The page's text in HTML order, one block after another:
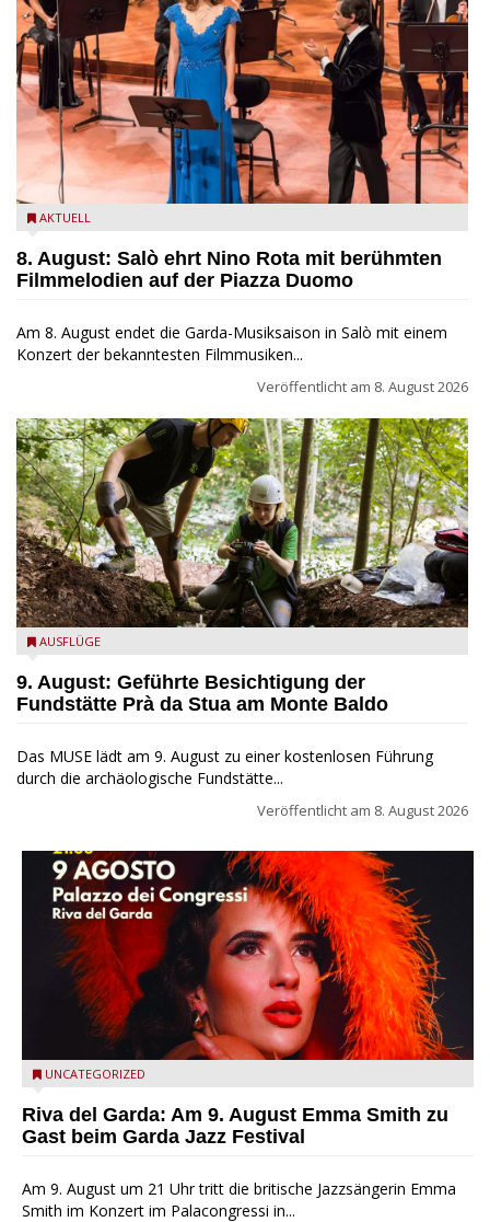
Estate Musicale del Garda: Salò ehrt Nino Rota
AKTUELL
8. August: Salò ehrt Nino Rota mit berühmten
Filmmelodien auf der Piazza Duomo
Am 8. August endet die Garda-Musiksaison in Salò mit einem
Konzert der bekanntesten Filmmusiken...
Veröffentlicht am 8. August 2026
die archäologische Fundstätte Riparo Prà da Stua am Monte
AUSFLÜGE
9. August: Geführte Besichtigung der
Fundstätte Prà da Stua am Monte Baldo
Das MUSE lädt am 9. August zu einer kostenlosen Führung
durch die archäologische Fundstätte...
Veröffentlicht am 8. August 2026
Riva del Garda - Emma Smith zu Gast beim Garda Jazz
UNCATEGORIZED
Riva del Garda: Am 9. August Emma Smith zu
Gast beim Garda Jazz Festival
Am 9. August um 21 Uhr tritt die britische Jazzsängerin Emma
Smith im Konzert im Palacongressi in...